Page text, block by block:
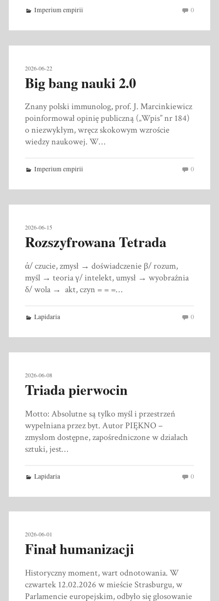
Imperium empirii 0
2026-06-22
Big bang nauki 2.0
Znany polski immunolog, prof. J. Marcinkiewicz
poinformował opinię publiczną („Wpis” nr 184)
o niezwykłym, wręcz skokowym wzroście
wiedzy naukowej. W…
Imperium empirii 0
2026-06-15
Rozszyfrowana Tetrada
ά/ czucie, zmysł → doświadczenie β/ rozum,
myśl → teoria γ/ intelekt, umysł → wyobraźnia
δ/ wola → akt, czyn = = =…
Lapidaria 0
2026-06-08
Triada pierwocin
Motto: Absolutne są tylko myśl i przestrzeń
wypełniana przez byt. Autor PIĘKNO –
zmysłom dostępne, zapośredniczone w działach
sztuki, jest…
Lapidaria 0
2026-06-01
Finał humanizacji
Historyczny moment, wart odnotowania. W
czwartek 12.02.2026 w mieście Strasburgu, w
Parlamencie europejskim, odbyło się głosowanie